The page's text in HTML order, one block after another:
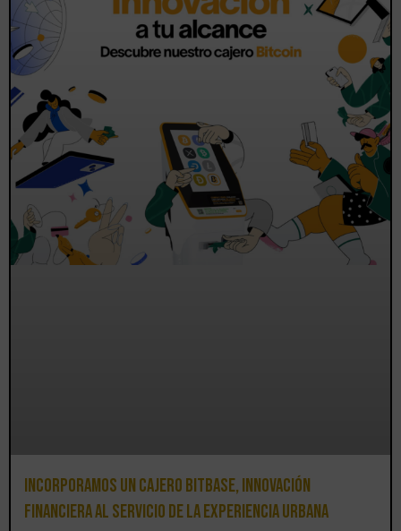
Incorporamos un cajero BitBase, innovación
financiera al servicio de la experiencia urbana